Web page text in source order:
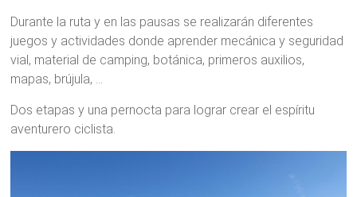
Durante la ruta y en las pausas se realizarán diferentes
juegos y actividades donde aprender mecánica y seguridad
vial, material de camping, botánica, primeros auxilios,
mapas, brújula, …
Dos etapas y una pernocta para lograr crear el espíritu
aventurero ciclista.